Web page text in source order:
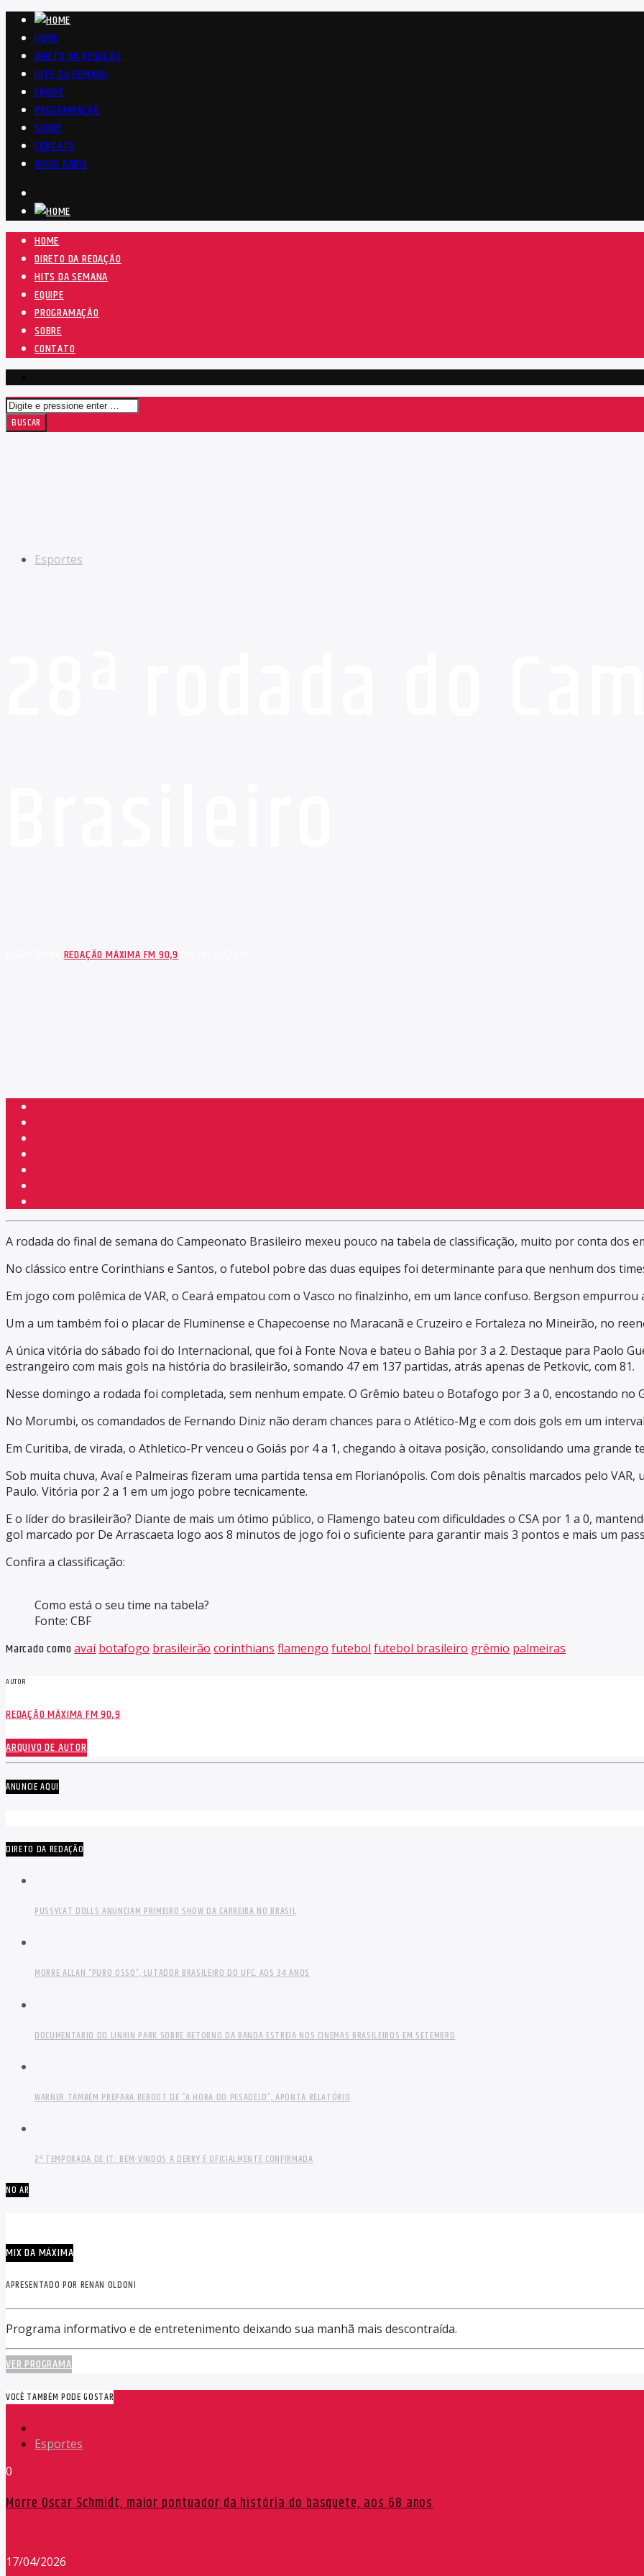
HOME
DIRETO DA REDAÇÃO
HITS DA SEMANA
EQUIPE
PROGRAMAÇÃO
SOBRE
CONTATO
OUVIR RÁDIO
HOME
DIRETO DA REDAÇÃO
HITS DA SEMANA
EQUIPE
PROGRAMAÇÃO
SOBRE
CONTATO
Esportes
ESCRITO PORREDAÇÃO MÁXIMA FM 90,9EM 28/10/2019
A rodada do final de semana do Campeonato Brasileiro mexeu pouco na tabela de classificação, muito por conta dos
No clássico entre Corinthians e Santos, o futebol pobre das duas equipes foi determinante para que nenhum dos
Em jogo com polêmica de VAR, o Ceará empatou com o Vasco no finalzinho, em um lance confuso. Bergson
Um a um também foi o placar de Fluminense e Chapecoense no Maracanã e Cruzeiro e Fortaleza no Mineirão, no
A única vitória do sábado foi do Internacional, que foi à Fonte Nova e bateu o Bahia por 3 a 2. Destaque para Paolo
estrangeiro com mais gols na história do brasileirão, somando 47 em 137 partidas, atrás apenas de Petkovic, com 81.
Nesse domingo a rodada foi completada, sem nenhum empate. O Grêmio bateu o Botafogo por 3 a 0, encostando no
No Morumbi, os comandados de Fernando Diniz não deram chances para o Atlético-Mg e com dois gols em um
Em Curitiba, de virada, o Athletico-Pr venceu o Goiás por 4 a 1, chegando à oitava posição, consolidando uma grande
Sob muita chuva, Avaí e Palmeiras fizeram uma partida tensa em Florianópolis. Com dois pênaltis marcados pelo
Paulo. Vitória por 2 a 1 em um jogo pobre tecnicamente.
E o líder do brasileirão? Diante de mais um ótimo público, o Flamengo bateu com dificuldades o CSA por 1 a 0,
gol marcado por De Arrascaeta logo aos 8 minutos de jogo foi o suficiente para garantir mais 3 pontos e mais um
Confira a classificação:
Como está o seu time na tabela?
Fonte: CBF
Marcado comoavaí botafogo brasileirão corinthians flamengo futebol futebol brasileiro grêmio palmeiras
AUTOR
REDAÇÃO MÁXIMA FM 90,9
ARQUIVO DE AUTOR
ANUNCIE AQUI
DIRETO DA REDAÇÃO
PUSSYCAT DOLLS ANUNCIAM PRIMEIRO SHOW DA CARREIRA NO BRASIL
MORRE ALLAN “PURO OSSO”, LUTADOR BRASILEIRO DO UFC, AOS 34 ANOS
DOCUMENTÁRIO DO LINKIN PARK SOBRE RETORNO DA BANDA ESTREIA NOS CINEMAS BRASILEIROS EM SETEMBRO
WARNER TAMBÉM PREPARA REBOOT DE “A HORA DO PESADELO”, APONTA RELATÓRIO
2ª TEMPORADA DE IT: BEM-VINDOS A DERRY É OFICIALMENTE CONFIRMADA
NO AR
MIX DA MÁXIMA
APRESENTADO POR RENAN OLDONI
Programa informativo e de entretenimento deixando sua manhã mais descontraída.
VER PROGRAMA
VOCÊ TAMBÉM PODE GOSTAR
Esportes
0
Morre Oscar Schmidt, maior pontuador da história do basquete, aos 68 anos
17/04/2026